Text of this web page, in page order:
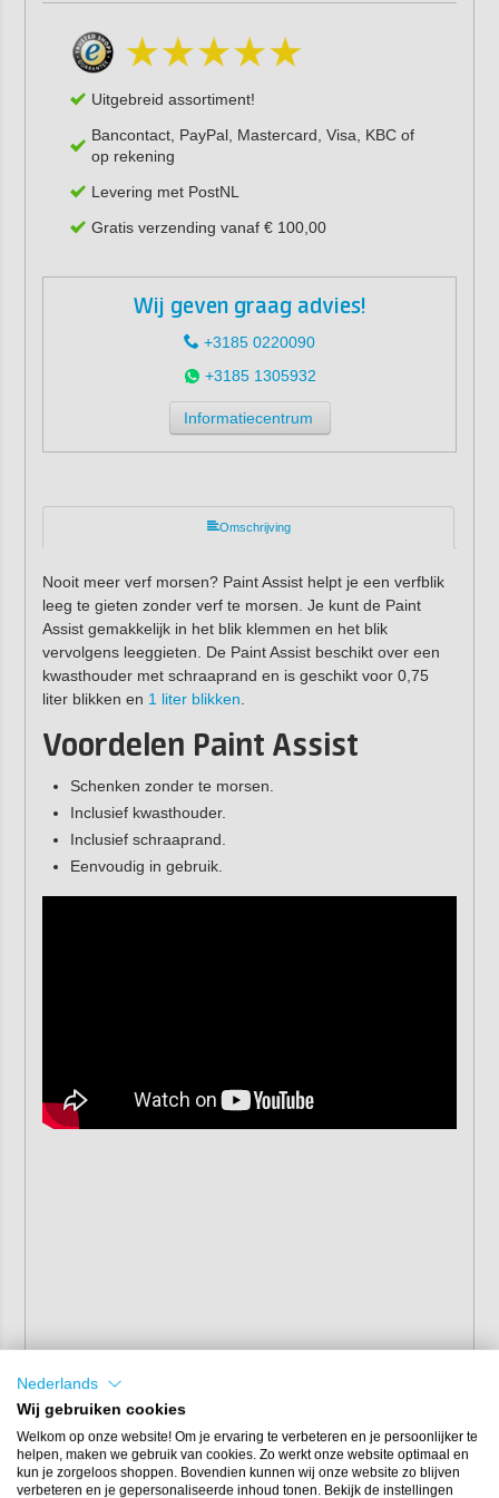
Uitgebreid assortiment!
Bancontact, PayPal, Mastercard, Visa, KBC of
op rekening
Levering met PostNL
Gratis verzending vanaf € 100,00
Wij geven graag advies!
+3185 0220090
+3185 1305932
Informatiecentrum
Omschrijving
Nooit meer verf morsen? Paint Assist helpt je een verfblik
leeg te gieten zonder verf te morsen. Je kunt de Paint
Assist gemakkelijk in het blik klemmen en het blik
vervolgens leeggieten. De Paint Assist beschikt over een
kwasthouder met schraaprand en is geschikt voor 0,75
liter blikken en 1 liter blikken
Voordelen Paint Assist
Schenken zonder te morsen.
Inclusief kwasthouder.
Inclusief schraaprand.
Eenvoudig in gebruik.
Nederlands
Wij gebruiken cookies
Welkom op onze website! Om je ervaring te verbeteren en je persoonlijker te
helpen, maken we gebruik van cookies. Zo werkt onze website optimaal en
kun je zorgeloos shoppen. Bovendien kunnen wij onze website zo blijven
verbeteren en je gepersonaliseerde inhoud tonen. Bekijk de instellingen